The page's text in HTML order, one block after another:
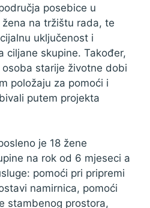
posebice u
na tržištu rada, te
uključenost i
ciljane skupine. Također,
starije životne dobi
položaju za pomoći i
putem projekta
je 18 žene
na rok od 6 mjeseci a
pomoći pri pripremi
namirnica, pomoći
stambenog prostora,